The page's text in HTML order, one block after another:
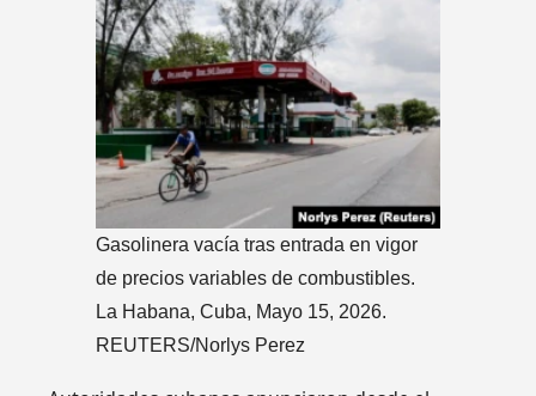
Gasolinera vacía tras entrada en vigor
de precios variables de combustibles.
La Habana, Cuba, Mayo 15, 2026.
REUTERS/Norlys Perez